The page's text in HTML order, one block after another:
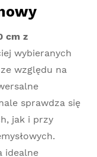
cm z
wybieranych
względu na
sprawdza się
jak i przy
idealne